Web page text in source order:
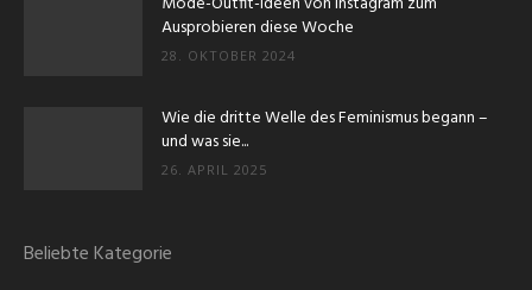
Ausprobieren diese Woche
28. OKTOBER 2024
Wie die dritte Welle des Feminismus begann –
und was sie...
26. APRIL 2025
Beliebte Kategorie